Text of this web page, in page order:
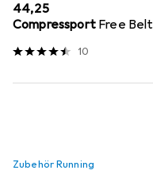
EUR
44,25
Compressport Free Belt
10
Zubehör Running